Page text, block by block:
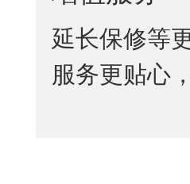
延长保修等
服务更贴心